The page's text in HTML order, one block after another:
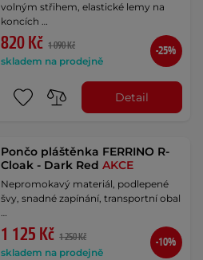
volným střihem, elastické lemy na
koncích …
820 Kč 1 090 Kč
skladem na prodejně
-25%
Detail
Pončo pláštěnka FERRINO R-
Cloak - Dark RedAKCE
Nepromokavý materiál, podlepené
švy, snadné zapínání, transportní obal
…
1 125 Kč 1 250 Kč
skladem na prodejně
-10%